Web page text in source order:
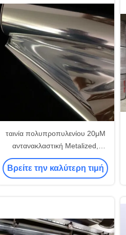
ταινία πολυπροπυλενίου 20μM
αντανακλαστική Metalized,
συσκευασία ταινιών Metalized
Βρείτε την καλύτερη τιμή